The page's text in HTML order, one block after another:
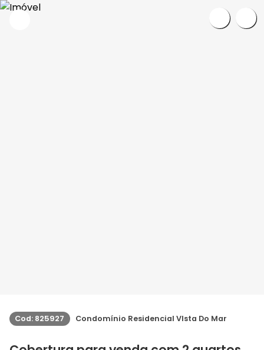
Cod: 825927 Condomínio Residencial VIsta Do Mar